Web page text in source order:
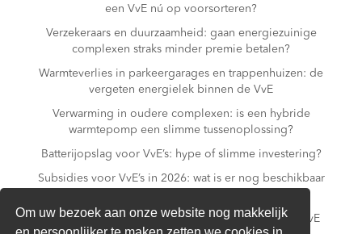
Om uw bezoek aan onze website nog makkelijk
een VvE nú op voorsorteren?
Verzekeraars en duurzaamheid: gaan energiezuinige
complexen straks minder premie betalen?
Warmteverlies in parkeergarages en trappenhuizen: de
vergeten energielek binnen de VvE
Verwarming in oudere complexen: is een hybride
warmtepomp een slimme tussenoplossing?
Batterijopslag voor VvE’s: hype of slimme investering?
Subsidies voor VvE’s in 2026: wat is er nog beschikbaar
Slim laden in parkeergarages: hoe voorkomt een VvE